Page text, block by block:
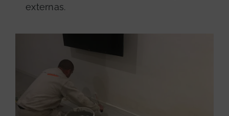
externas.